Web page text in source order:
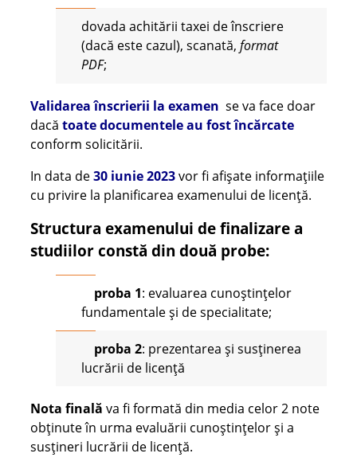
dovada achitării taxei de înscriere
(dacă este cazul), scanată, format
PDF;
Validarea înscrierii la examen se va face doar
dacă toate documentele au fost încărcate
conform solicitării.
In data de30 iunie 2023vor fi afișate informațiile
cu privire la planificarea examenului de licență.
Structura examenului de finalizare a
studiilor constă din două probe:
proba 1: evaluarea cunoștințelor
fundamentale și de specialitate;
proba 2: prezentarea și susținerea
lucrării de licență
Nota finală va fi formată din media celor 2 note
obținute în urma evaluării cunoștințelor și a
susțineri lucrării de licență.